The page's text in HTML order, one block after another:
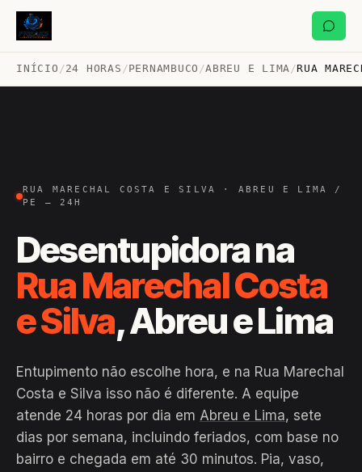
INÍCIO /24 HORAS /PERNAMBUCO /ABREU E LIMA /RUA
RUA MARECHAL COSTA E SILVA · ABREU E LIMA /
PE — 24H
Desentupidora na
Rua Marechal Costa
e Silva, Abreu e Lima
Entupimento não escolhe hora, e na Rua Marechal
Costa e Silva isso não é diferente. A equipe
atende 24 horas por dia em Abreu e Lima, sete
dias por semana, incluindo feriados, com base no
bairro e chegada em até 30 minutos. Pia, vaso,